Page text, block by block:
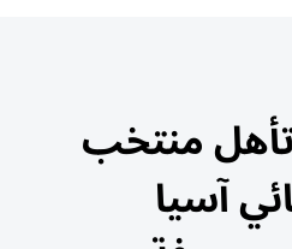
منتخب
آسيا